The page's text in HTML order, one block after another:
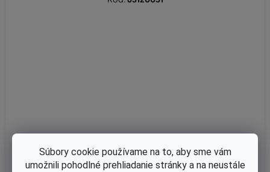
Súbory cookie používame na to, aby sme vám
umožnili pohodlné prehliadanie stránky a na neustále